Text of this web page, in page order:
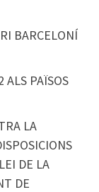
BARCELONÍ
ALS PAÏSOS
LA
DE LA
DE